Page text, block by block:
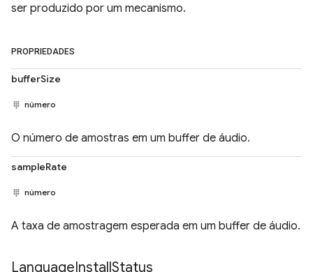
ser produzido por um mecanismo.
PROPRIEDADES
bufferSize
número
O número de amostras em um buffer de áudio.
sampleRate
número
A taxa de amostragem esperada em um buffer de áudio.
LanguageInstallStatus